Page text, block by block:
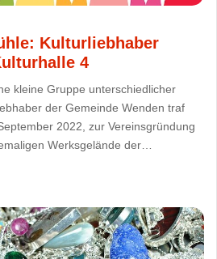
Kulturliebhaber
4
kleine Gruppe unterschiedlicher
der Gemeinde Wenden traf
2022, zur Vereinsgründung
Werksgelände der…